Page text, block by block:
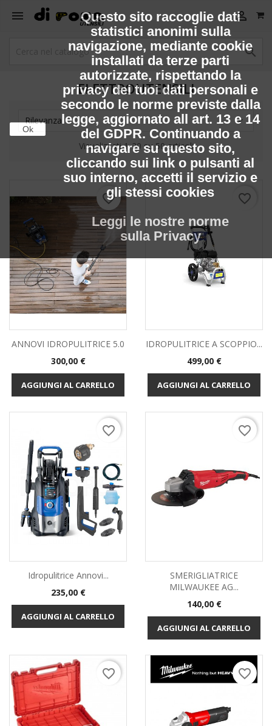
 

ELETTROUTENSILI
Rilevanza 
Visualizzati 1-20 su 50 articoli
ANNOVI IDROPULITRICE 5.0
Prezzo
300,00 €
AGGIUNGI AL CARRELLO
favorite_border
IDROPULITRICE A SCOPPIO...
Prezzo
499,00 €
AGGIUNGI AL CARRELLO
favorite_border
Idropulitrice Annovi...
Prezzo
235,00 €
AGGIUNGI AL CARRELLO
favorite_border
SMERIGLIATRICE
MILWAUKEE AG...
Prezzo
140,00 €
AGGIUNGI AL CARRELLO
favorite_border
favorite_border favorite_border
Ok
Questo sito raccoglie dati
statistici anonimi sulla
navigazione, mediante cookie
installati da terze parti
autorizzate, rispettando la
privacy dei tuoi dati personali e
secondo le norme previste dalla
legge, aggiornato all art. 13 e 14
del GDPR. Continuando a
navigare su questo sito,
cliccando sui link o pulsanti al
suo interno, accetti il servizio e
gli stessi cookies
Leggi le nostre norme
sulla Privacy